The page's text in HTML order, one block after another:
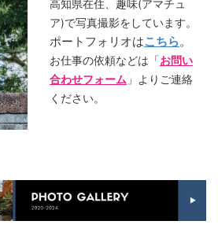
高知県在住、趣味(アマチュ
ア)で写真撮影をしています。
ポートフォリオはこちら。
お仕事の依頼などは「お問い
合わせフォーム 」よりご連絡
ください。